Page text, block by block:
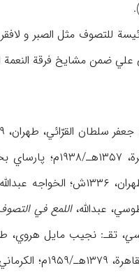
سلطان القرّائي، طهران، ۱۳۴۹ش؛ ابن الملقن، عمر،
محمد،
اللمع في
، تقـ: نجیب مایل هروي، طهران، ۱۳۶۹ش؛ فصیح
«تذکره در مناقب حضرت شاه نعمت الله ولي»،